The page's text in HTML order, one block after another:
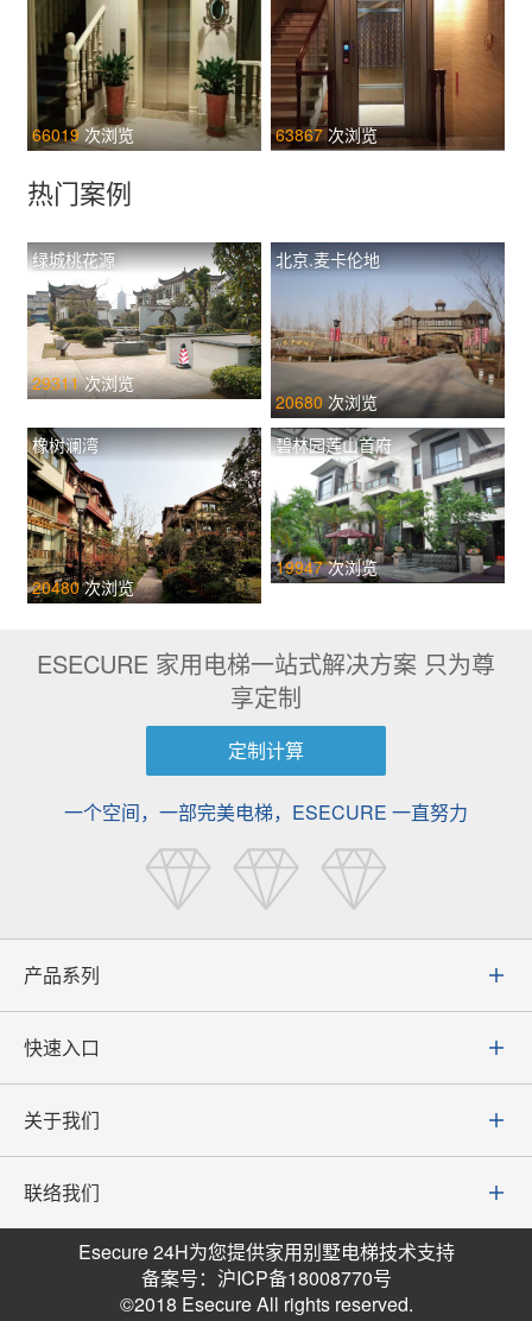
66019 次浏览 63867 次浏览
热门案例
绿城桃花源
29311 次浏览
北京.麦卡伦地
20680 次浏览
橡树澜湾
20480 次浏览
碧林园莲山首府
19947 次浏览
ESECURE 家用电梯一站式解决方案 只为尊
享定制
定制计算
一个空间，一部完美电梯，ESECURE 一直努力
产品系列
快速入口
关于我们
联络我们
Esecure 24H为您提供家用别墅电梯技术支持
备案号：沪ICP备18008770号
©2018 Esecure All rights reserved.